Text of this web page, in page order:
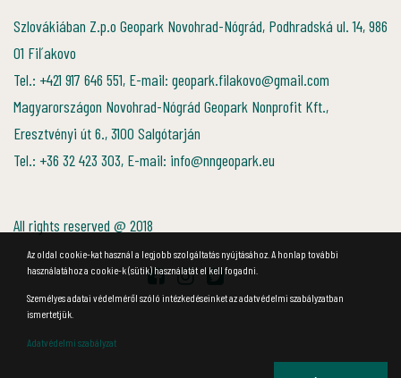
Szlovákiában Z.p.o Geopark Novohrad-Nógrád, Podhradská ul. 14, 986
01 Fiľakovo
Tel.: +421 917 646 551, E-mail: geopark.filakovo@gmail.com
Magyarországon Novohrad-Nógrád Geopark Nonprofit Kft.,
Eresztvényi út 6., 3100 Salgótarján
Tel.: +36 32 423 303, E-mail: info@nngeopark.eu
All rights reserved @ 2018
Az oldal cookie-kat használ a legjobb szolgáltatás nyújtásához. A honlap további
használatához a cookie-k (sütik) használatát el kell fogadni.
Személyes adatai védelméről szóló intézkedéseinket az adatvédelmi szabályzatban
ismertetjük.
Adatvédelmi szabályzat